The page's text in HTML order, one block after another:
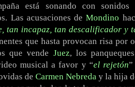
está sonando con
Las acusaciones deMondino
tan incapaz, tan descalificador y
que hasta provocan risa por
que vende Juez, los
musical a favor y “el rejetón
de Carmen Nebreda y la hija